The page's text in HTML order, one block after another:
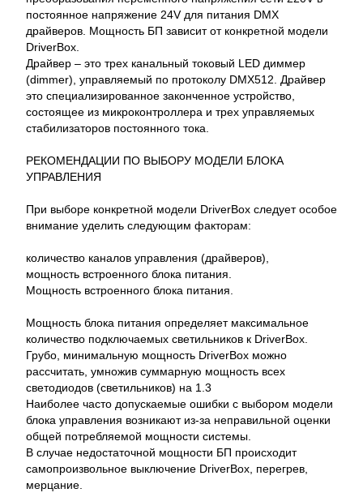
постоянное напряжение 24V для питания DMX
драйверов. Мощность БП зависит от конкретной модели
DriverBox.
Драйвер – это трех канальный токовый LED диммер
(dimmer), управляемый по протоколу DMX512. Драйвер
это специализированное законченное устройство,
состоящее из микроконтроллера и трех управляемых
стабилизаторов постоянного тока.
РЕКОМЕНДАЦИИ ПО ВЫБОРУ МОДЕЛИ БЛОКА
УПРАВЛЕНИЯ
При выборе конкретной модели DriverBox следует особое
внимание уделить следующим факторам:
количество каналов управления (драйверов),
мощность встроенного блока питания.
Мощность встроенного блока питания.
Мощность блока питания определяет максимальное
количество подключаемых светильников к DriverBox.
Грубо, минимальную мощность DriverBox можно
рассчитать, умножив суммарную мощность всех
светодиодов (светильников) на 1.3
Наиболее часто допускаемые ошибки с выбором модели
блока управления возникают из-за неправильной оценки
общей потребляемой мощности системы.
В случае недостаточной мощности БП происходит
самопроизвольное выключение DriverBox, перегрев,
мерцание.